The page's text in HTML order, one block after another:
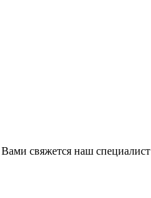
свяжется наш специалист